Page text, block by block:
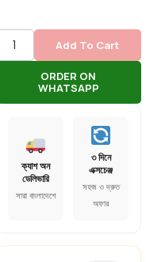
Add To Cart
ORDER ON
WHATSAPP
ক্যাশ অন
ডেলিভারি
সারা বাংলাদেশে
৩ দিনে
এক্সচেঞ্জ
সহজ ও দ্রুত
অফার